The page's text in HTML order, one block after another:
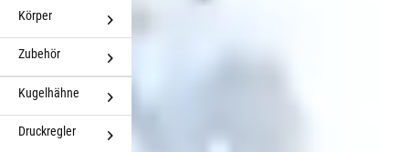
Körper
Zubehör
Kugelhähne
Druckregler